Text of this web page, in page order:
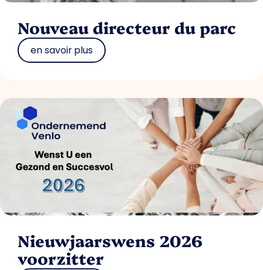
Nouveau directeur du parc
en savoir plus
Nieuwjaarswens 2026
voorzitter